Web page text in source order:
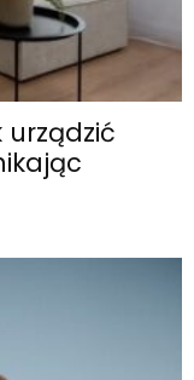
urządzić